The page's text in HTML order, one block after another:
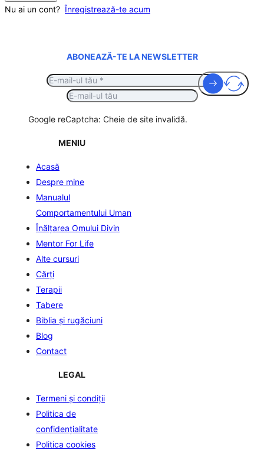
Nu ai un cont? Înregistrează-te acum
ABONEAZĂ-TE LA NEWSLETTER
Google reCaptcha: Cheie de site invalidă.
MENIU
Acasă
Despre mine
Manualul
Comportamentului Uman
Înălţarea Omului Divin
Mentor For Life
Alte cursuri
Cărți
Terapii
Tabere
Biblia şi rugăciuni
Blog
Contact
LEGAL
Termeni și condiții
Politica de
confidenţialitate
Politica cookies